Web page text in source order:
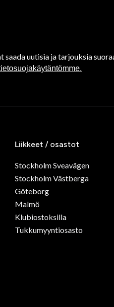
Sweden Nyrkkeily
Adidas Hybrid 250
nyrkkeilyhanska musta
659 SEK
Adidas IBA